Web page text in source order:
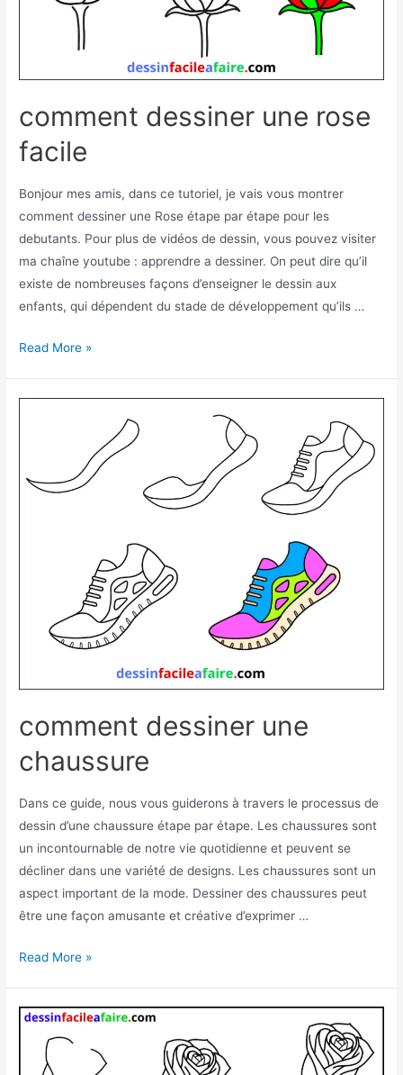
comment dessiner une rose
facile
Bonjour mes amis, dans ce tutoriel, je vais vous montrer
comment dessiner une Rose étape par étape pour les
debutants. Pour plus de vidéos de dessin, vous pouvez visiter
ma chaîne youtube : apprendre a dessiner. On peut dire qu’il
existe de nombreuses façons d’enseigner le dessin aux
enfants, qui dépendent du stade de développement qu’ils …
comment
Read More »
comment dessiner une
chaussure
Dans ce guide, nous vous guiderons à travers le processus de
dessin d’une chaussure étape par étape. Les chaussures sont
un incontournable de notre vie quotidienne et peuvent se
décliner dans une variété de designs. Les chaussures sont un
aspect important de la mode. Dessiner des chaussures peut
être une façon amusante et créative d’exprimer …
comment
chaussure
Read More »